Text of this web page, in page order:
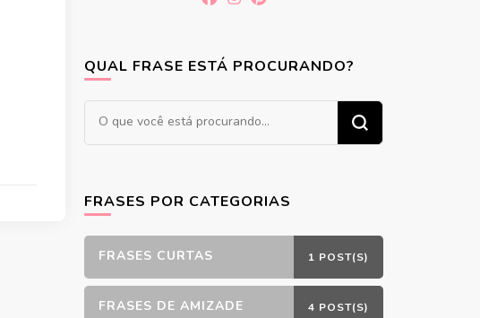
QUAL FRASE ESTÁ PROCURANDO?
Procurando
algo?
FRASES POR CATEGORIAS
FRASES CURTAS 1 POST(S)
FRASES DE AMIZADE 4 POST(S)